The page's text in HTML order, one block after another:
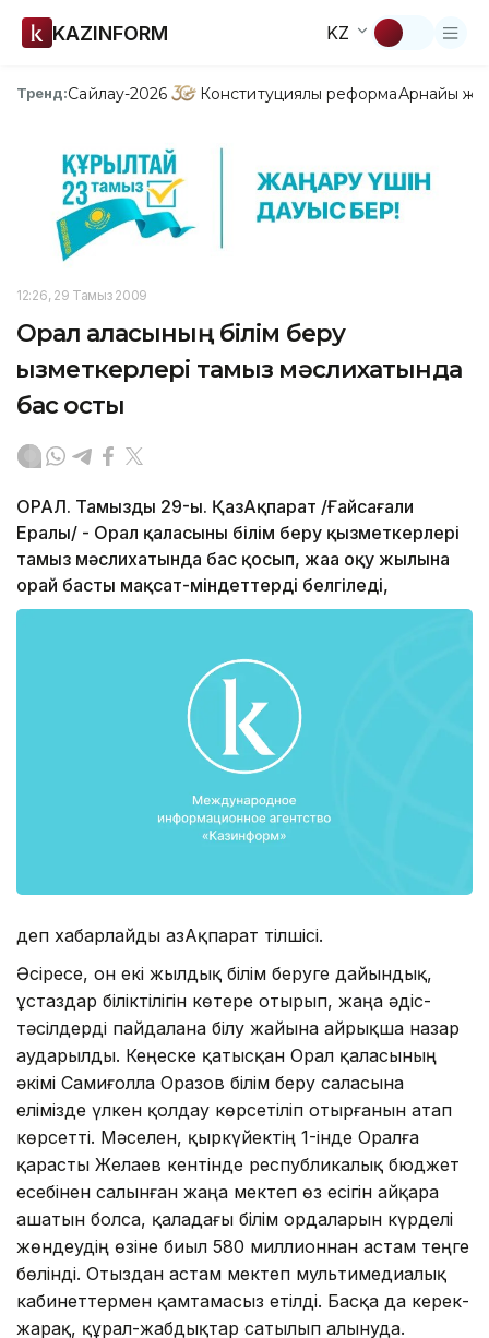
KAZINFORM KZ
Тренд:Сайлау-2026 Конституциялық реформаАрнайы
12:26, 29 Тамыз 2009
Орал қаласының білім беру
қызметкерлері тамыз мәслихатында
бас қосты
ОРАЛ. Тамыздың 29-ы. ҚазАқпарат /Ғайсағали
Ералы/ - Орал қаласының білім беру қызметкерлері
тамыз мәслихатында бас қосып, жаңа оқу жылына
орай басты мақсат-міндеттерді белгіледі,
деп хабарлайды ҚазАқпарат тілшісі.
Әсіресе, он екі жылдық білім беруге дайындық,
ұстаздар біліктілігін көтере отырып, жаңа әдіс-
тәсілдерді пайдалана білу жайына айрықша назар
аударылды. Кеңеске қатысқан Орал қаласының
әкімі Самиғолла Оразов білім беру саласына
елімізде үлкен қолдау көрсетіліп отырғанын атап
көрсетті. Мәселен, қыркүйектің 1-інде Оралға
қарасты Желаев кентінде республикалық бюджет
есебінен салынған жаңа мектеп өз есігін айқара
ашатын болса, қаладағы білім ордаларын күрделі
жөндеудің өзіне биыл 580 миллионнан астам теңге
бөлінді. Отыздан астам мектеп мультимедиалық
кабинеттермен қамтамасыз етілді. Басқа да керек-
жарақ, құрал-жабдықтар сатылып алынуда.